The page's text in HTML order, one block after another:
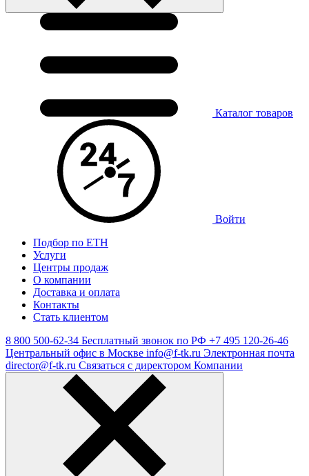
Каталог товаров
Войти
Подбор по ЕТН
Услуги
Центры продаж
О компании
Доставка и оплата
Контакты
Стать клиентом
8 800 500-62-34 Бесплатный звонок по РФ +7 495 120-26-46
Центральный офис в Москве info@f-tk.ru Электронная почта
director@f-tk.ru Связаться с директором Компании